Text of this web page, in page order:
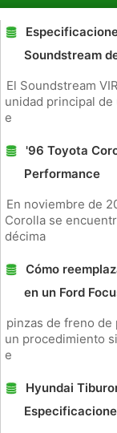
Soundstream
El Soundstream
unidad principal de
e
'96 Toyota
Performance
En noviembre de
Corolla se
décima
Cómo
en un Ford
pinzas de freno de
un procedimiento
e
Hyundai